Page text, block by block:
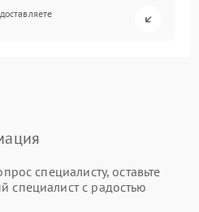
специалисту, оставьте
специалист с радостью